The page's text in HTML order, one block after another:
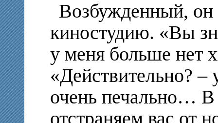
Возбужденный, он
киностудию. «Вы
у меня больше нет
«Действительно? –
очень печально…
отстраняем вас от